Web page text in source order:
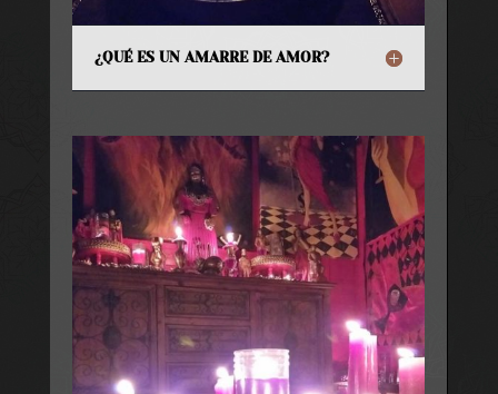
¿QUÉ ES UN AMARRE DE AMOR?